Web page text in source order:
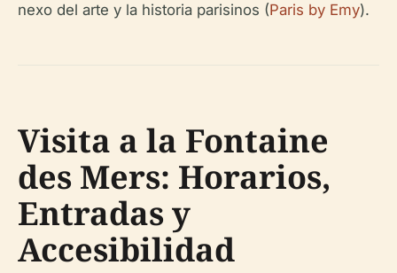
nexo del arte y la historia parisinos (Paris by Emy).
Visita a la Fontaine
des Mers: Horarios,
Entradas y
Accesibilidad